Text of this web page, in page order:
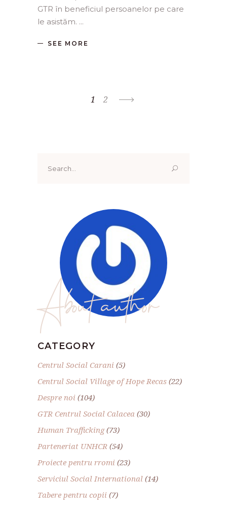
GTR în beneficiul persoanelor pe care
le asistăm.
SEE MORE
1 2
for:
About author
CATEGORY
Centrul Social Carani (5)
Centrul Social Village of Hope Recas (22)
Despre noi (104)
GTR Centrul Social Calacea (30)
Human Trafficking(73)
Parteneriat UNHCR (54)
Proiecte pentru rromi (23)
Serviciul Social International (14)
Tabere pentru copii (7)